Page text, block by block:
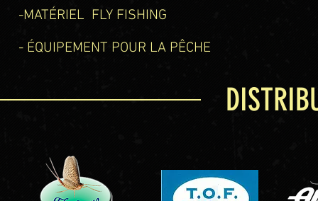
-MATÉRIEL FLY FISHING
- ÉQUIPEMENT POUR LA PÊCHE